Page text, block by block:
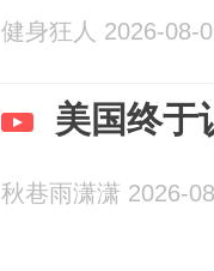
健身狂人 2026-08-
美国终于
秋巷雨潇潇 2026-